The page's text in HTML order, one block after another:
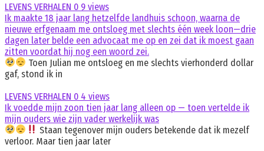
LEVENS VERHALEN 0 9 views
Ik maakte 18 jaar lang hetzelfde landhuis schoon, waarna de
nieuwe erfgenaam me ontsloeg met slechts één week loon—drie
dagen later belde een advocaat me op en zei dat ik moest gaan
zitten voordat hij nog een woord zei.
Toen Julian me ontsloeg en me slechts vierhonderd dollar
gaf, stond ik in
LEVENS VERHALEN 0 4 views
Ik voedde mijn zoon tien jaar lang alleen op — toen vertelde ik
mijn ouders wie zijn vader werkelijk was
Staan tegenover mijn ouders betekende dat ik mezelf
verloor. Maar tien jaar later